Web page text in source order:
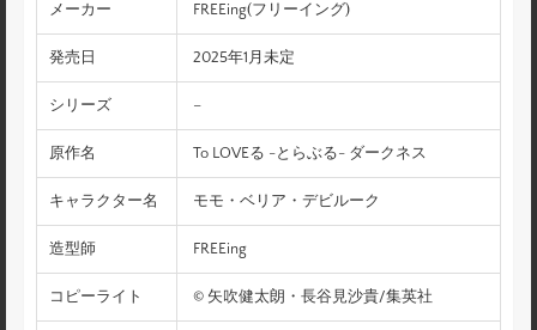
メーカー FREEing(フリーイング)
発売日 2025年1月未定
シリーズ –
原作名 To LOVEる -とらぶる- ダークネス
キャラクター名 モモ・ベリア・デビルーク
造型師 FREEing
コピーライト © 矢吹健太朗・長谷見沙貴/集英社